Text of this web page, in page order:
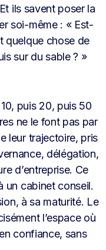
ils savent poser la
soi-même : « Est-
quelque chose de
sur du sable ? »
puis 20, puis 50
ne le font pas par
leur trajectoire, pris
délégation,
d’entreprise. Ce
un cabinet conseil.
à sa maturité. Le
l’espace où
confiance, sans